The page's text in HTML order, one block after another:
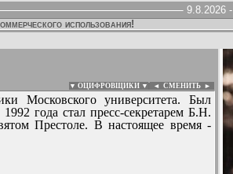
9.8.2026 -
использования!
▼ ОЦИФРОВЩИКИ ▼ ◄ СМЕНИТЬ ►
Московского университета. Был
года стал пресс-секретарем Б.Н.
Престоле. В настоящее время -